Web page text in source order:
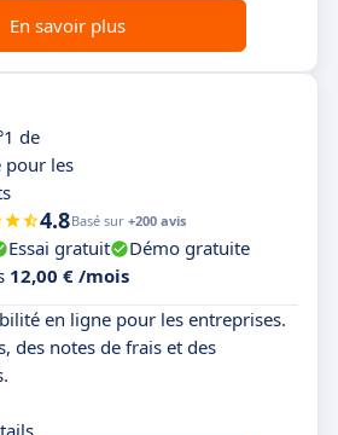
En savoir plus
de
les
4.8Basé sur +200 avis
Essai gratuit
Démo gratuite
12,00 € /mois
en ligne pour les entreprises.
des notes de frais et des